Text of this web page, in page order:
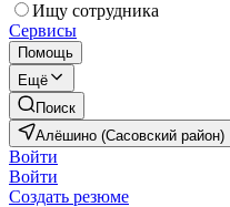
Ищу сотрудника
Сервисы
Помощь
Ещё
Поиск
Алёшино (Сасовский район)
Войти
Войти
Создать резюме